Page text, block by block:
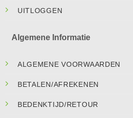
UITLOGGEN
Algemene Informatie
ALGEMENE VOORWAARDEN
BETALEN/AFREKENEN
BEDENKTIJD/RETOUR